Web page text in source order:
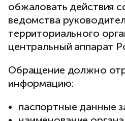
обжаловать действия
ведомства
территориального
центральный аппарат
Обращение должно
информацию:
паспортные данные